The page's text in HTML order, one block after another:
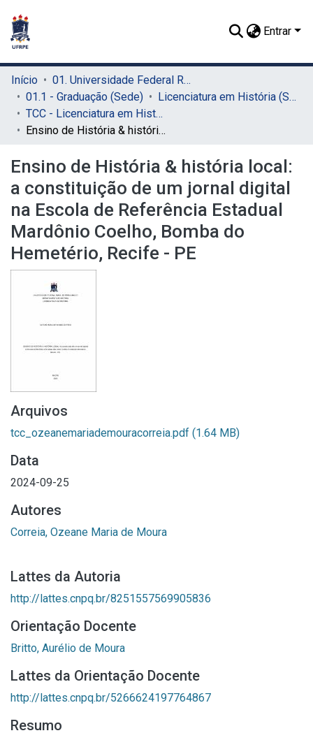
Entrar
Início
01. Universidade Federal Rural de Pernambuco - UFRPE (Sede)
01.1 - Graduação (Sede)
Licenciatura em História (Sede)
TCC - Licenciatura em História (Sede)
Ensino de História & história local: a constituição de um jornal digital na Escola de Referência Estadual Mardônio Coelho, Bomba do Hemetério, Recife - PE
Ensino de História & história local:
a constituição de um jornal digital
na Escola de Referência Estadual
Mardônio Coelho, Bomba do
Hemetério, Recife - PE
Arquivos
tcc_ozeanemariademouracorreia.pdf (1.64 MB)
Data
2024-09-25
Autores
Correia, Ozeane Maria de Moura
Lattes da Autoria
http://lattes.cnpq.br/8251557569905836
Orientação Docente
Britto, Aurélio de Moura
Lattes da Orientação Docente
http://lattes.cnpq.br/5266624197764867
Resumo